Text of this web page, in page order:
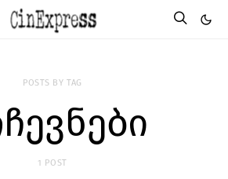
POSTS BY TAG
1 POST